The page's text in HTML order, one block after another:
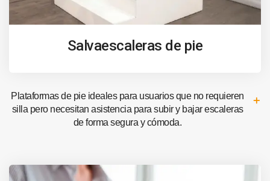
Salvaescaleras de pie
Plataformas de pie ideales para usuarios que no requieren
silla pero necesitan asistencia para subir y bajar escaleras
de forma segura y cómoda.